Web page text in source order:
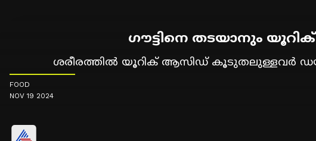
ഗൗട്ടിനെ തടയാനും
ശരീരത്തില്‍ യൂറിക് ആസിഡ് കൂടുതലുള്ളവര്‍
FOOD
NOV 19 2024